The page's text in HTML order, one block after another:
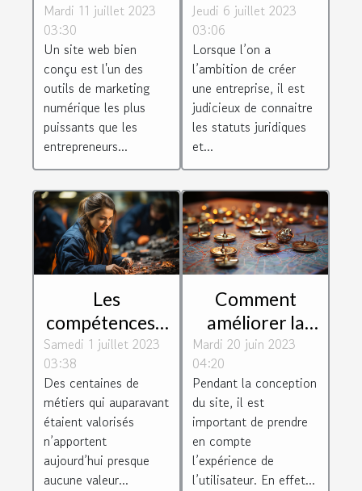
plus
importants
d'avoir un site
web
Mardi 11 juillet 2023
03:30
Un site web bien
conçu est l'un des
outils de marketing
numérique les plus
puissants que les
entrepreneurs...
Comment
choisir le bon
pour son
entreprise ?
Jeudi 6 juillet 2023
03:06
Lorsque l’on a
l’ambition de créer
une entreprise, il est
judicieux de connaitre
les statuts juridiques
et...
Les
compétences à
fortes valeurs
ajoutées que
recherchent
les entreprises
Samedi 1 juillet 2023
03:38
Des centaines de
métiers qui auparavant
étaient valorisés
n’apportent
aujourd’hui presque
aucune valeur...
Comment
améliorer la
navigation de
votre page
web ?
Mardi 20 juin 2023
04:20
Pendant la conception
du site, il est
important de prendre
en compte
l’expérience de
l’utilisateur. En effet...